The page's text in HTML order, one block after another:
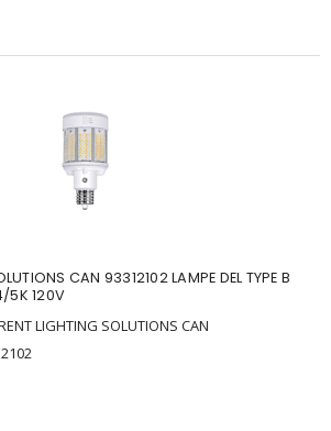
CAN 93312102 LAMPE DEL TYPE B
5K 120V
LIGHTING SOLUTIONS CAN